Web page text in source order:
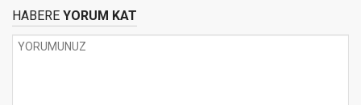
HABERE YORUM KAT